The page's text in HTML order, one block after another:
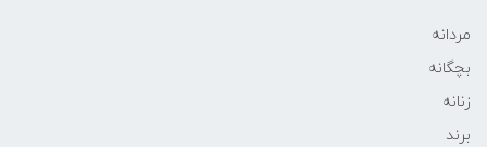
مردانه
بچگانه
زنانه
برند